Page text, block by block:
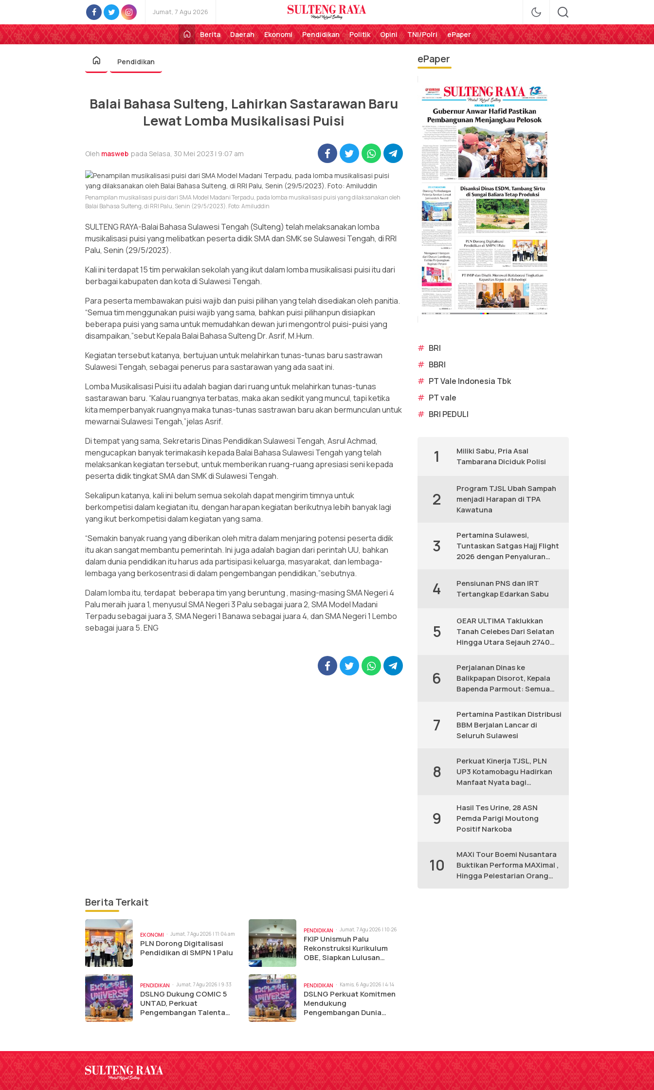
Jumat, 7 Agu 2026
Sulteng Raya
Perekat Rakyat Sulteng
Berita
Daerah Ekonomi Pendidikan Politik Opini TNI/Polri ePaper
Pendidikan
Balai Bahasa Sulteng, Lahirkan Sastarawan Baru
Lewat Lomba Musikalisasi Puisi
Oleh masweb pada Selasa, 30 Mei 2023 | 9:07 am
Penampilan musikalisasi puisi dari SMA Model Madani Terpadu, pada lomba musikalisasi puisi yang dilaksanakan oleh
Balai Bahasa Sulteng, di RRI Palu, Senin (29/5/2023). Foto: Amiluddin
SULTENG RAYA-Balai Bahasa Sulawesi Tengah (Sulteng) telah melaksanakan lomba
musikalisasi puisi yang melibatkan peserta didik SMA dan SMK se Sulawesi Tengah, di RRI
Palu, Senin (29/5/2023).
Kali ini terdapat 15 tim perwakilan sekolah yang ikut dalam lomba musikalisasi puisi itu dari
berbagai kabupaten dan kota di Sulawesi Tengah.
Para peserta membawakan puisi wajib dan puisi pilihan yang telah disediakan oleh panitia.
“Semua tim menggunakan puisi wajib yang sama, bahkan puisi pilihanpun disiapkan
beberapa puisi yang sama untuk memudahkan dewan juri mengontrol puisi-puisi yang
disampaikan,”sebut Kepala Balai Bahasa Sulteng Dr. Asrif, M.Hum.
Kegiatan tersebut katanya, bertujuan untuk melahirkan tunas-tunas baru sastrawan
Sulawesi Tengah, sebagai penerus para sastarawan yang ada saat ini.
Lomba Musikalisasi Puisi itu adalah bagian dari ruang untuk melahirkan tunas-tunas
sastarawan baru. “Kalau ruangnya terbatas, maka akan sedikit yang muncul, tapi ketika
kita memperbanyak ruangnya maka tunas-tunas sastrawan baru akan bermunculan untuk
mewarnai Sulawesi Tengah,”jelas Asrif.
Di tempat yang sama, Sekretaris Dinas Pendidikan Sulawesi Tengah, Asrul Achmad,
mengucapkan banyak terimakasih kepada Balai Bahasa Sulawesi Tengah yang telah
melaksankan kegiatan tersebut, untuk memberikan ruang-ruang apresiasi seni kepada
peserta didik tingkat SMA dan SMK di Sulawesi Tengah.
Sekalipun katanya, kali ini belum semua sekolah dapat mengirim timnya untuk
berkompetisi dalam kegiatan itu, dengan harapan kegiatan berikutnya lebih banyak lagi
yang ikut berkompetisi dalam kegiatan yang sama.
“Semakin banyak ruang yang diberikan oleh mitra dalam menjaring potensi peserta didik
itu akan sangat membantu pemerintah. Ini juga adalah bagian dari perintah UU, bahkan
dalam dunia pendidikan itu harus ada partisipasi keluarga, masyarakat, dan lembaga-
lembaga yang berkosentrasi di dalam pengembangan pendidikan,”sebutnya.
Dalam lomba itu, terdapat beberapa tim yang beruntung , masing-masing SMA Negeri 4
Palu meraih juara 1, menyusul SMA Negeri 3 Palu sebagai juara 2, SMA Model Madani
Terpadu sebagai juara 3, SMA Negeri 1 Banawa sebagai juara 4, dan SMA Negeri 1 Lembo
sebagai juara 5. ENG
Berita Terkait
EKONOMI Jumat, 7 Agu 2026 | 11:04 am
PLN Dorong Digitalisasi
Pendidikan di SMPN 1 Palu
PENDIDIKAN
Jumat, 7 Agu 2026 | 10:26
am
FKIP Unismuh Palu
Rekonstruksi Kurikulum
OBE, Siapkan Lulusan
PENDIDIKAN
Jumat, 7 Agu 2026 | 9:33
am
DSLNG Dukung COMIC 5
UNTAD, Perkuat
Pengembangan Talenta
PENDIDIKAN
Kamis, 6 Agu 2026 | 4:14
pm
DSLNG Perkuat Komitmen
Mendukung
Pengembangan Dunia
ePaper
# BRI
# BBRI
# PT Vale Indonesia Tbk
# PT vale
# BRI PEDULI
1
Miliki Sabu, Pria Asal
Tambarana Diciduk Polisi
2
Program TJSL Ubah Sampah
menjadi Harapan di TPA
Kawatuna
3
Pertamina Sulawesi,
Tuntaskan Satgas Hajj Flight
2026 dengan Penyaluran
4
Pensiunan PNS dan IRT
Tertangkap Edarkan Sabu
5
GEAR ULTIMA Taklukkan
Tanah Celebes Dari Selatan
Hingga Utara Sejauh 2740
6
Perjalanan Dinas ke
Balikpapan Disorot, Kepala
Bapenda Parmout: Semua
7
Pertamina Pastikan Distribusi
BBM Berjalan Lancar di
Seluruh Sulawesi
8
Perkuat Kinerja TJSL, PLN
UP3 Kotamobagu Hadirkan
Manfaat Nyata bagi
9
Hasil Tes Urine, 28 ASN
Pemda Parigi Moutong
Positif Narkoba
10
MAXi Tour Boemi Nusantara
Buktikan Performa MAXimal ,
Hingga Pelestarian Orang